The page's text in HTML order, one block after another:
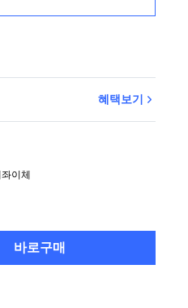
혜택보기
이체
바로구매